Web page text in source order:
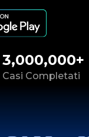
3,000,000+
Casi Completati